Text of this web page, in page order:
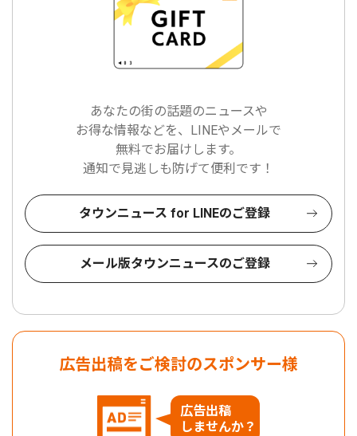
あなたの街の話題のニュースや
お得な情報などを、LINEやメールで
無料でお届けします。
通知で見逃しも防げて便利です！
タウンニュース for LINEのご登録
メール版タウンニュースのご登録
広告出稿をご検討のスポンサー様
広告出稿
しませんか？